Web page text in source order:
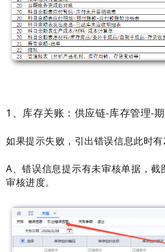
1、库存关账：供应链-库存管理-期
如果提示失败，引出错误信息此时有
A、错误信息提示有未审核单据，截
审核进度。